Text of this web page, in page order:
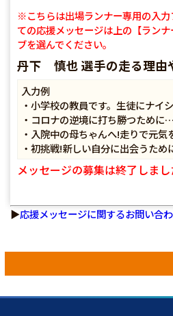
※こちらは出場ランナー専用の入
ての応援メッセージは上の【ラン
ブを選んでください。
丹下 慎也 選手の走る理由
入力例
・小学校の教員です。生徒にナイ
・コロナの逆境に打ち勝つために…
・入院中の母ちゃんへ!走りで元
・初挑戦!新しい自分に出会うた
メッセージの募集は終了しまし
▶応援メッセージに関するお問い合